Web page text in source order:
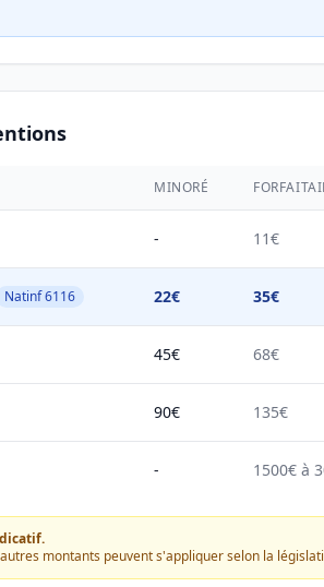
MINORÉ
- 11€
Natinf 6116 22€ 35€
45€ 68€
90€ 135€
- 1500€ à
montants peuvent s'appliquer selon la